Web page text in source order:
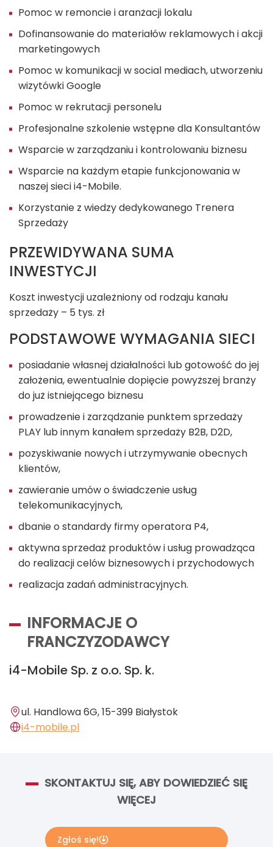
Pomoc w remoncie i aranżacji lokalu
Dofinansowanie do materiałów reklamowych i akcji
marketingowych
Pomoc w komunikacji w social mediach, utworzeniu
wizytówki Google
Pomoc w rekrutacji personelu
Profesjonalne szkolenie wstępne dla Konsultantów
Wsparcie w zarządzaniu i kontrolowaniu biznesu
Wsparcie na każdym etapie funkcjonowania w
naszej sieci i4-Mobile.
Korzystanie z wiedzy dedykowanego Trenera
Sprzedaży
PRZEWIDYWANA SUMA
INWESTYCJI
Koszt inwestycji uzależniony od rodzaju kanału
sprzedaży – 5 tys. zł
PODSTAWOWE WYMAGANIA SIECI
posiadanie własnej działalności lub gotowość do jej
założenia, ewentualnie dopięcie powyższej branży
do już istniejącego biznesu
prowadzenie i zarządzanie punktem sprzedaży
PLAY lub innym kanałem sprzedaży B2B, D2D,
pozyskiwanie nowych i utrzymywanie obecnych
klientów,
zawieranie umów o świadczenie usług
telekomunikacyjnych,
dbanie o standardy firmy operatora P4,
aktywna sprzedaż produktów i usług prowadząca
do realizacji celów biznesowych i przychodowych
realizacja zadań administracyjnych.
INFORMACJE O
FRANCZYZODAWCY
i4-Mobile Sp. z o.o. Sp. k.
ul. Handlowa 6G, 15-399 Białystok
i4-mobile.pl
SKONTAKTUJ SIĘ, ABY DOWIEDZIEĆ SIĘ
WIĘCEJ
Zgłoś się!